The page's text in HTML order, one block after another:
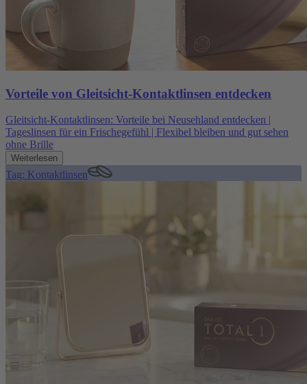
Vorteile von Gleitsicht-Kontaktlinsen entdecken
Gleitsicht-Kontaktlinsen: Vorteile bei Neusehland entdecken |
Tageslinsen für ein Frischegefühl | Flexibel bleiben und gut sehen
ohne Brille
Weiterlesen
Tag: Kontaktlinsen